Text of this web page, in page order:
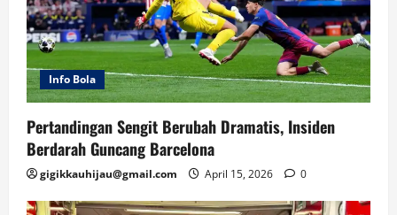
Info Bola
Pertandingan Sengit Berubah Dramatis, Insiden
Berdarah Guncang Barcelona
gigikkauhijau@gmail.com April 15, 2026 0